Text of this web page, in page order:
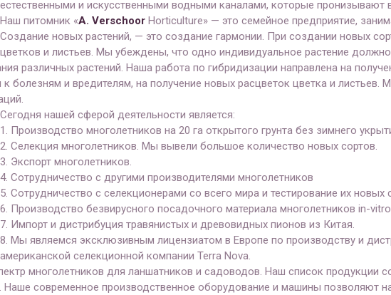
естественными и искусственными водными каналами, которые пронизывают
Наш питомник «A. Verschoor Horticulture» — это семейное предприятие,
Создание новых растений, — это создание гармонии. При создании новых
цветков и листьев. Мы убеждены, что одно индивидуальное растение
различных растений. Наша работа по гибридизации направлена на
к болезням и вредителям, на получение новых расцветок цветка и
Сегодня нашей сферой деятельности является:
1. Производство многолетников на 20 га открытого грунта без зимнего
2. Селекция многолетников. Мы вывели большое количество новых сортов.
3. Экспорт многолетников.
4. Сотрудничество с другими производителями многолетников
5. Сотрудничество с селекционерами со всего мира и тестирование их новых
6. Производство безвирусного посадочного материала многолетников in-vitro.
7. Импорт и дистрибуция травянистых и древовидных пионов из Китая.
8. Мы являемся эксклюзивным лицензиатом в Европе по производству и
американской селекционной компании Terrа Nova.
многолетников для ланшатников и садоводов. Наш список продукции
современное производственное оборудование и машины позволяют